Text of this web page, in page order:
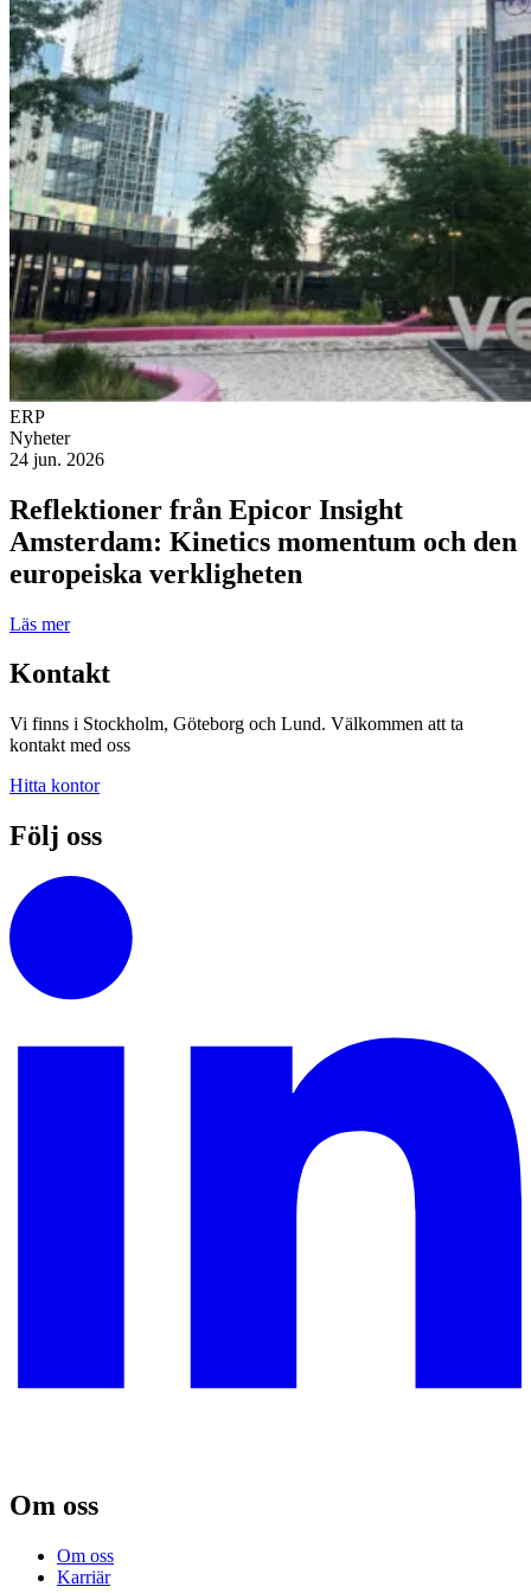
ERP
Nyheter
24 jun. 2026
Reflektioner från Epicor Insight
Amsterdam: Kinetics momentum och den
europeiska verkligheten
Läs mer
Kontakt
Vi finns i Stockholm, Göteborg och Lund. Välkommen att ta
kontakt med oss
Hitta kontor
Följ oss
Om oss
Om oss
Karriär